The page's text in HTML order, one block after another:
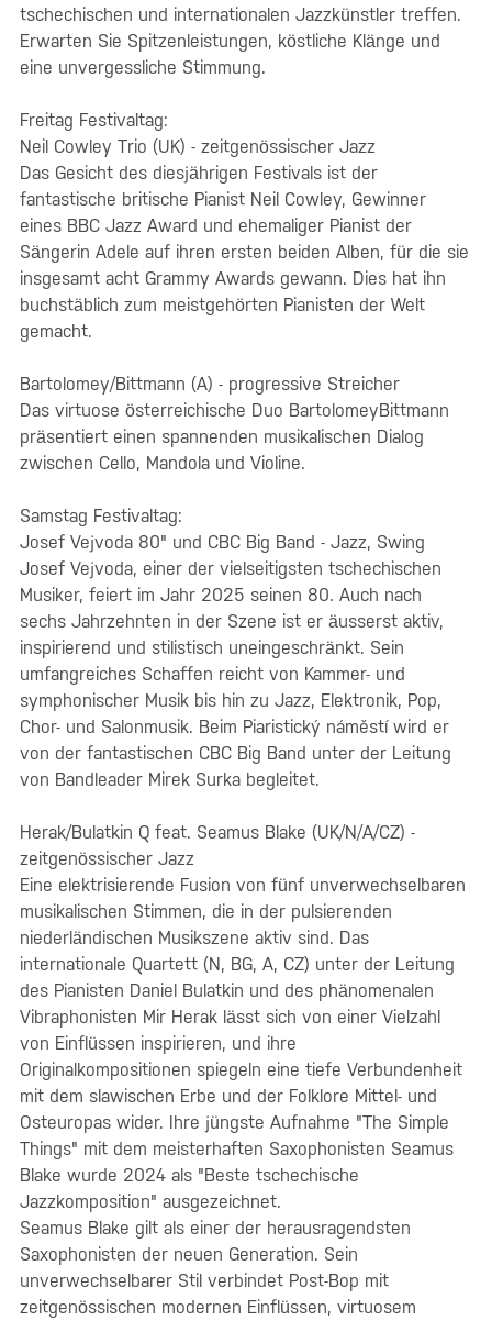
tschechischen und internationalen Jazzkünstler treffen.
Erwarten Sie Spitzenleistungen, köstliche Klänge und
eine unvergessliche Stimmung.
Freitag Festivaltag:
Neil Cowley Trio (UK) - zeitgenössischer Jazz
Das Gesicht des diesjährigen Festivals ist der
fantastische britische Pianist Neil Cowley, Gewinner
eines BBC Jazz Award und ehemaliger Pianist der
Sängerin Adele auf ihren ersten beiden Alben, für die sie
insgesamt acht Grammy Awards gewann. Dies hat ihn
buchstäblich zum meistgehörten Pianisten der Welt
gemacht.
Bartolomey/Bittmann (A) - progressive Streicher
Das virtuose österreichische Duo BartolomeyBittmann
präsentiert einen spannenden musikalischen Dialog
zwischen Cello, Mandola und Violine.
Samstag Festivaltag:
Josef Vejvoda 80" und CBC Big Band - Jazz, Swing
Josef Vejvoda, einer der vielseitigsten tschechischen
Musiker, feiert im Jahr 2025 seinen 80. Auch nach
sechs Jahrzehnten in der Szene ist er äusserst aktiv,
inspirierend und stilistisch uneingeschränkt. Sein
umfangreiches Schaffen reicht von Kammer- und
symphonischer Musik bis hin zu Jazz, Elektronik, Pop,
Chor- und Salonmusik. Beim Piaristický náměstí wird er
von der fantastischen CBC Big Band unter der Leitung
von Bandleader Mirek Surka begleitet.
Herak/Bulatkin Q feat. Seamus Blake (UK/N/A/CZ) -
zeitgenössischer Jazz
Eine elektrisierende Fusion von fünf unverwechselbaren
musikalischen Stimmen, die in der pulsierenden
niederländischen Musikszene aktiv sind. Das
internationale Quartett (N, BG, A, CZ) unter der Leitung
des Pianisten Daniel Bulatkin und des phänomenalen
Vibraphonisten Mir Herak lässt sich von einer Vielzahl
von Einflüssen inspirieren, und ihre
Originalkompositionen spiegeln eine tiefe Verbundenheit
mit dem slawischen Erbe und der Folklore Mittel- und
Osteuropas wider. Ihre jüngste Aufnahme "The Simple
Things" mit dem meisterhaften Saxophonisten Seamus
Blake wurde 2024 als "Beste tschechische
Jazzkomposition" ausgezeichnet.
Seamus Blake gilt als einer der herausragendsten
Saxophonisten der neuen Generation. Sein
unverwechselbarer Stil verbindet Post-Bop mit
zeitgenössischen modernen Einflüssen, virtuosem